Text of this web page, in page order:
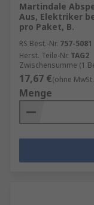
Martindale
Aus, Elektriker
pro Paket, B.
RS Best.-Nr. 757-5081
Herst. Teile-Nr. TAG2
Zwischensumme (1
17,67 €(ohne
Menge